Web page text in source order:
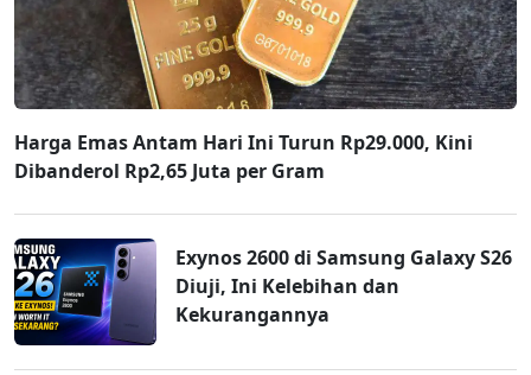
Harga Emas Antam Hari Ini Turun Rp29.000, Kini
Dibanderol Rp2,65 Juta per Gram
Exynos 2600 di Samsung Galaxy S26
Diuji, Ini Kelebihan dan
Kekurangannya